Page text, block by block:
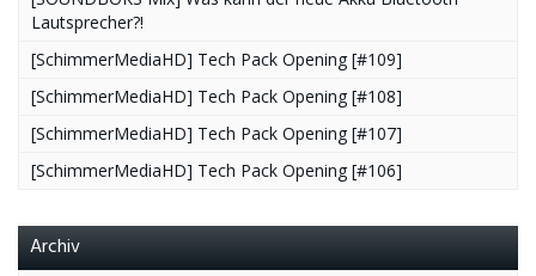
Lautsprecher?!
[SchimmerMediaHD] Tech Pack Opening [#109]
[SchimmerMediaHD] Tech Pack Opening [#108]
[SchimmerMediaHD] Tech Pack Opening [#107]
[SchimmerMediaHD] Tech Pack Opening [#106]
Archiv